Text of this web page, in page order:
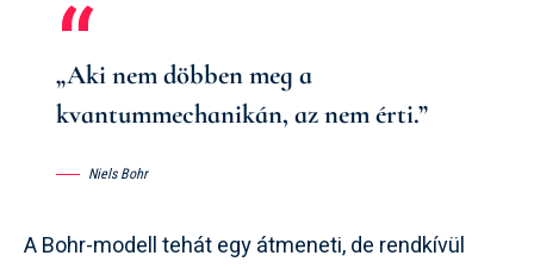
„Aki nem döbben meg a
kvantummechanikán, az nem érti.”
Niels Bohr
A Bohr-modell tehát egy átmeneti, de rendkívül